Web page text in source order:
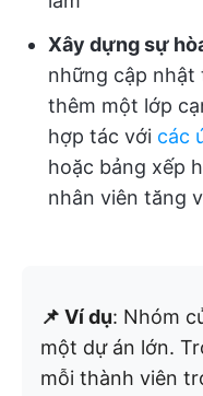
Xây dựng sự
những cập nhật
thêm một lớp
hợp tác với các
hoặc bảng xếp
nhân viên tăng
📌 Ví dụ: Nhóm
một dự án lớn.
mỗi thành viên